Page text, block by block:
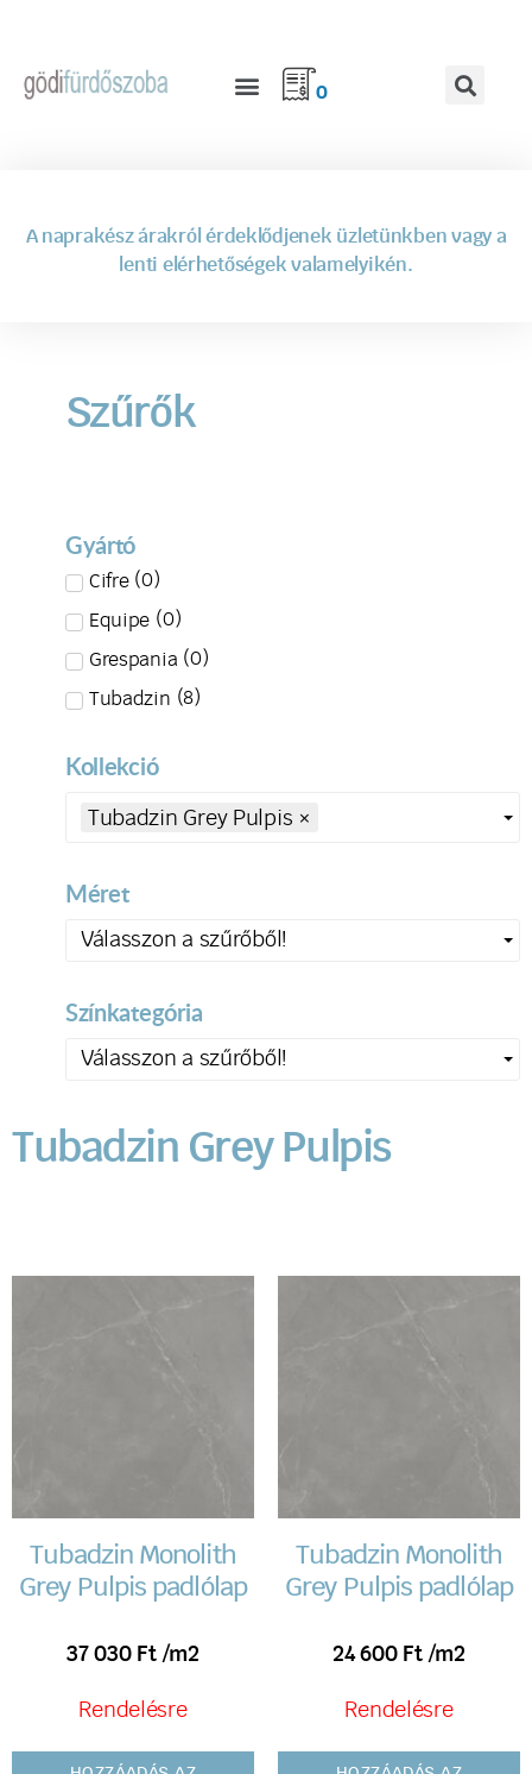
0
A naprakész árakról érdeklődjenek üzletünkben vagy a
lenti elérhetőségek valamelyikén.
Szűrők
Gyártó
Cifre (0)
Equipe (0)
Grespania (0)
Tubadzin (8)
Kollekció
Tubadzin Grey Pulpis ×
Méret
Válasszon a szűrőből!
Színkategória
Válasszon a szűrőből!
Tubadzin Grey Pulpis
Tubadzin Monolith
Grey Pulpis padlólap
37 030 Ft /m2
Rendelésre
Tubadzin Monolith
Grey Pulpis padlólap
24 600 Ft /m2
Rendelésre